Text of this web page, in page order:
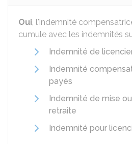
Oui, l'indemnité
cumule avec les indemnités
Indemnité de
Indemnité
payés
Indemnité de mise
retraite
Indemnité pour